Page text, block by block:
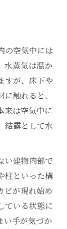
の空気中には
水蒸気は温か
すが、床下や
触れると、
来は空気中に
結露として水
い建物内部で
柱といった構
ビが現れ始め
ている状態に
い手が気づか